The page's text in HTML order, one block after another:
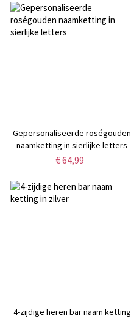
Gepersonaliseerde roségouden
naamketting in sierlijke letters
€ 64,99
4-zijdige heren bar naam ketting